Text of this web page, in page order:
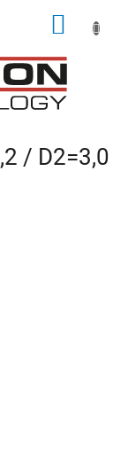
/ D2=3,0